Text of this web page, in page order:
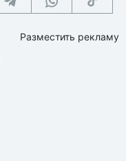
Разместить рекламу